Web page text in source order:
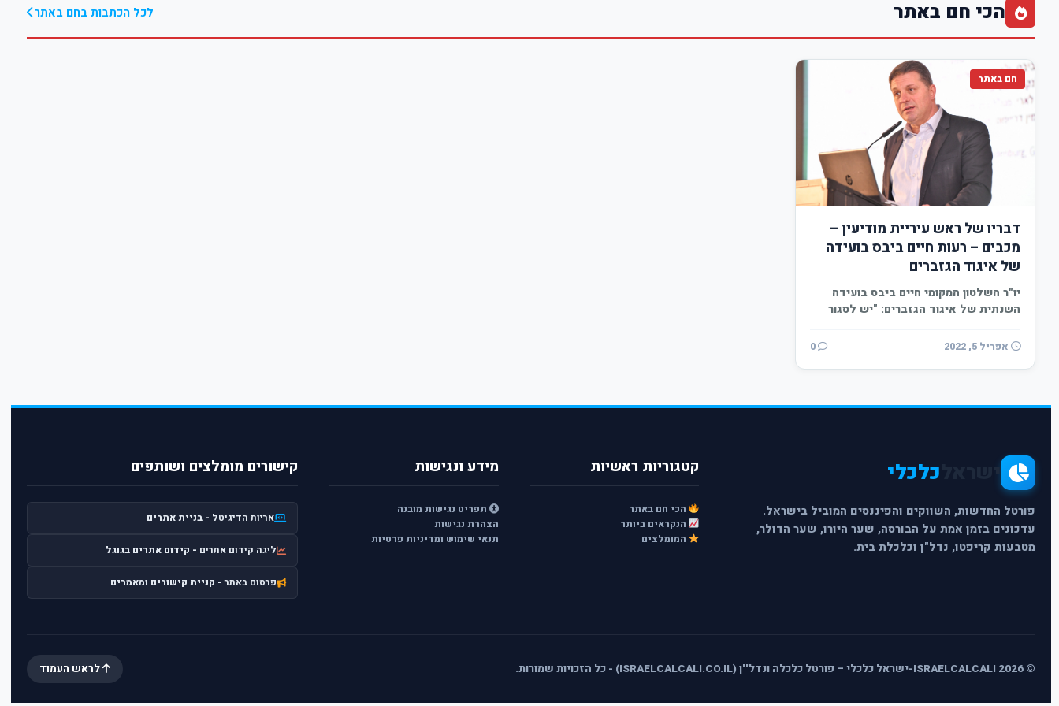
הכי חם באתר לכל הכתבות בחם באתר
חם באתר
דבריו של ראש עיריית מודיעין –
מכבים – רעות חיים ביבס בועידה
של איגוד הגזברים
יו"ר השלטון המקומי חיים ביבס בועידה
השנתית של איגוד הגזברים: "יש לסגור
אפריל 5, 2022
כלכלי
פורטל החדשות, השווקים והפיננסים המוביל בישראל.
עדכונים בזמן אמת על הבורסה, שער היורו, שער הדולר,
מטבעות קריפטו, נדל"ן וכלכלת בית.
קטגוריות ראשיות
הכי חם באתר
הנקראים ביותר
המומלצים
מידע ונגישות
תפריט נגישות מובנה
הצהרת נגישות
תנאי שימוש ומדיניות פרטיות
קישורים מומלצים ושותפים
אריות הדיגיטל - בניית אתרים
ליגה קידום אתרים - קידום אתרים בגוגל
פרסום באתר- קניית קישורים ומאמרים
© 2026 ISRAELCALCALI-ישראל כלכלי – פורטל כלכלה ונדל''ן (ISRAELCALCALI.CO.IL) - כל הזכויות שמורות. לראש העמוד